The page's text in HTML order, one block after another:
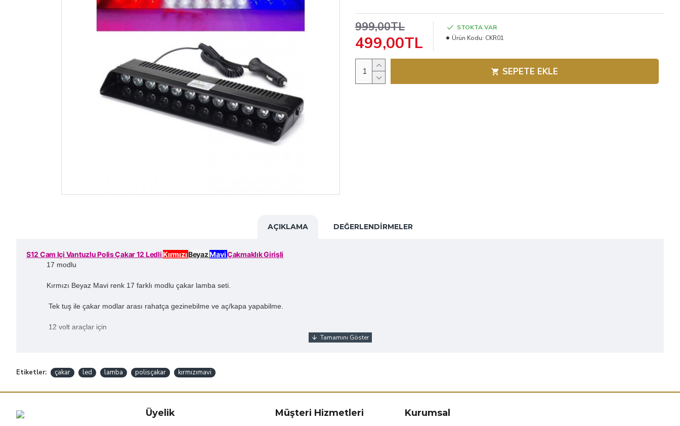
499,00TL
999,00TL
STOKTA VAR
Ürün Kodu: CKR01
SEPETE EKLE
AÇIKLAMA DEĞERLENDIRMELER
S12 Cam Içi Vantuzlu Polis Çakar 12 LedliKırmızıBeyazMaviÇakmaklık Girişli
17 modlu
Kırmızı Beyaz Mavi renk 17 farklı modlu çakar lamba seti.
Tek tuş ile çakar modlar arası rahatça gezinebilme ve aç/kapa yapabilme.
12 volt araçlar için
Etiketler: çakar led lamba polisçakar kırmızımavi
Üyelik Müşteri Hizmetleri Kurumsal